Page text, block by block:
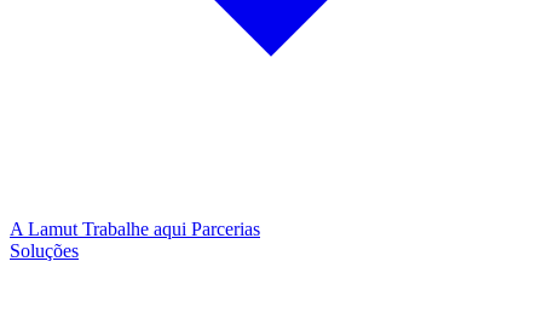
A LamutTrabalhe aqui Parcerias
Soluções